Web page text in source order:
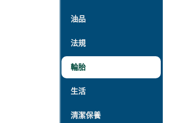
油品
法規
輪胎
生活
清潔保養